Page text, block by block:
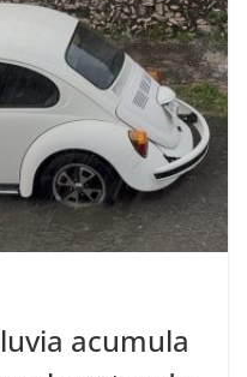
acumula